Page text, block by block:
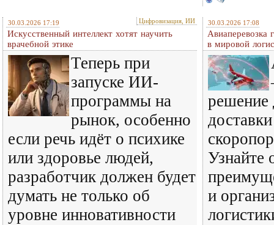
30.03.2026 17:19 Цифровизация, ИИ
Искусственный интеллект хотят научить
врачебной этике
Теперь при
запуске ИИ-
программы на
рынок, особенно
если речь идёт о психике
или здоровье людей,
разработчик должен будет
думать не только об
уровне инновативности
30.03.2026 17:08
Авиаперевозка
в мировой
решение
Узнайте
и